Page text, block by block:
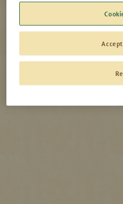
Schweiz